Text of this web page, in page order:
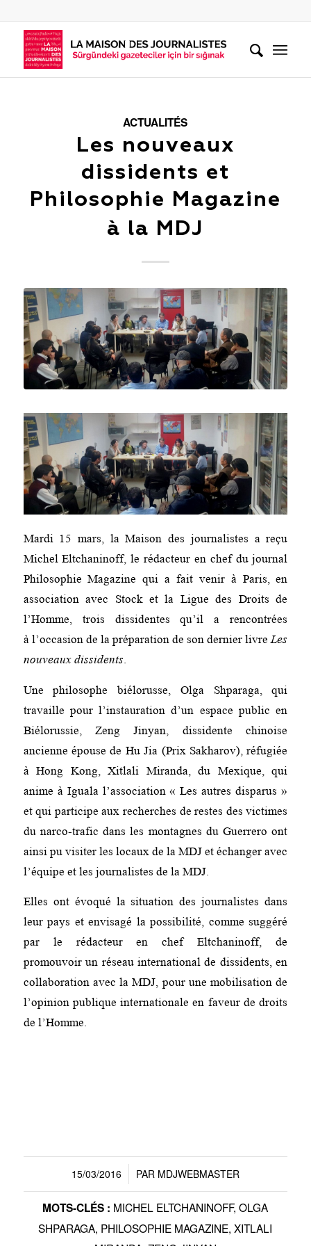
ACTUALITÉS
Les nouveaux
dissidents et
Philosophie Magazine
à la MDJ
Mardi 15 mars, la Maison des journalistes a reçu
Michel Eltchaninoff, le rédacteur en chef du journal
Philosophie Magazine qui a fait venir à Paris, en
association avec Stock et la Ligue des Droits de
l’Homme, trois dissidentes qu’il a rencontrées
à l’occasion de la préparation de son dernier livreLes
nouveaux dissidents.
Une philosophe biélorusse, Olga Shparaga, qui
travaille pour l’instauration d’un espace public en
Biélorussie, Zeng Jinyan, dissidente chinoise
ancienne épouse de Hu Jia (Prix Sakharov), réfugiée
à Hong Kong, Xitlali Miranda, du Mexique, qui
anime à Iguala l’association « Les autres disparus »
et qui participe aux recherches de restes des victimes
du narco-trafic dans les montagnes du Guerrero ont
ainsi pu visiter les locaux de la MDJ et échanger avec
l’équipe et les journalistes de la MDJ.
Elles ont évoqué la situation des journalistes dans
leur pays et envisagé la possibilité, comme suggéré
par le rédacteur en chef Eltchaninoff, de
promouvoir un réseau international de dissidents, en
collaboration avec la MDJ, pour une mobilisation de
l’opinion publique internationale en faveur de droits
de l’Homme.
15/03/2016
/ PAR MDJWEBMASTER
MOTS-CLÉS : MICHEL ELTCHANINOFF,OLGA
SHPARAGA, PHILOSOPHIE MAGAZINE,XITLALI